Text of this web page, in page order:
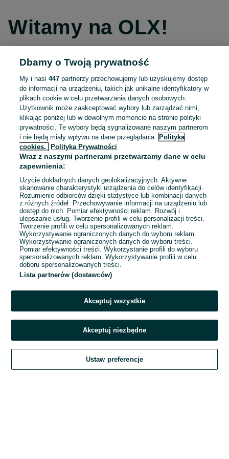
Witamy na OLX!
Kontynuuj przez Facebooka
Kontynuuj przez konto Apple
Kontynuuj przez konto Google
LUB
E-mail
Hasło
Zaloguj się
Kontynuując za pośrednictwem jednego z dostawców wskazanych powyżej,
OLX.pl w jego aktualnym brzmieniu.
Dbamy o Twoją prywatność
My i nasi447 partnerzy przechowujemy lub uzyskujemy dostęp
do informacji na urządzeniu, takich jak unikalne identyfikatory w
plikach cookie w celu przetwarzania danych osobowych.
Użytkownik może zaakceptować wybory lub zarządzać nimi,
klikając poniżej lub w dowolnym momencie na stronie polityki
prywatności. Te wybory będą sygnalizowane naszym partnerom
i nie będą miały wpływu na dane przeglądania.
Polityka
cookies,
Polityka Prywatności
Wraz z naszymi partnerami przetwarzamy dane w celu
zapewnienia:
Użycie dokładnych danych geolokalizacyjnych. Aktywne
skanowanie charakterystyki urządzenia do celów identyfikacji.
Rozumienie odbiorców dzięki statystyce lub kombinacji danych
z różnych źródeł. Przechowywanie informacji na urządzeniu lub
dostęp do nich. Pomiar efektywności reklam. Rozwój i
ulepszanie usług. Tworzenie profili w celu personalizacji treści.
Tworzenie profili w celu spersonalizowanych reklam.
Wykorzystywanie ograniczonych danych do wyboru reklam.
Wykorzystywanie ograniczonych danych do wyboru treści.
Pomiar efektywności treści. Wykorzystanie profili do wyboru
spersonalizowanych reklam. Wykorzystywanie profili w celu
doboru spersonalizowanych treści.
Lista partnerów (dostawców)
Akceptuj wszystkie
Akceptuj niezbędne
Ustaw preferencje